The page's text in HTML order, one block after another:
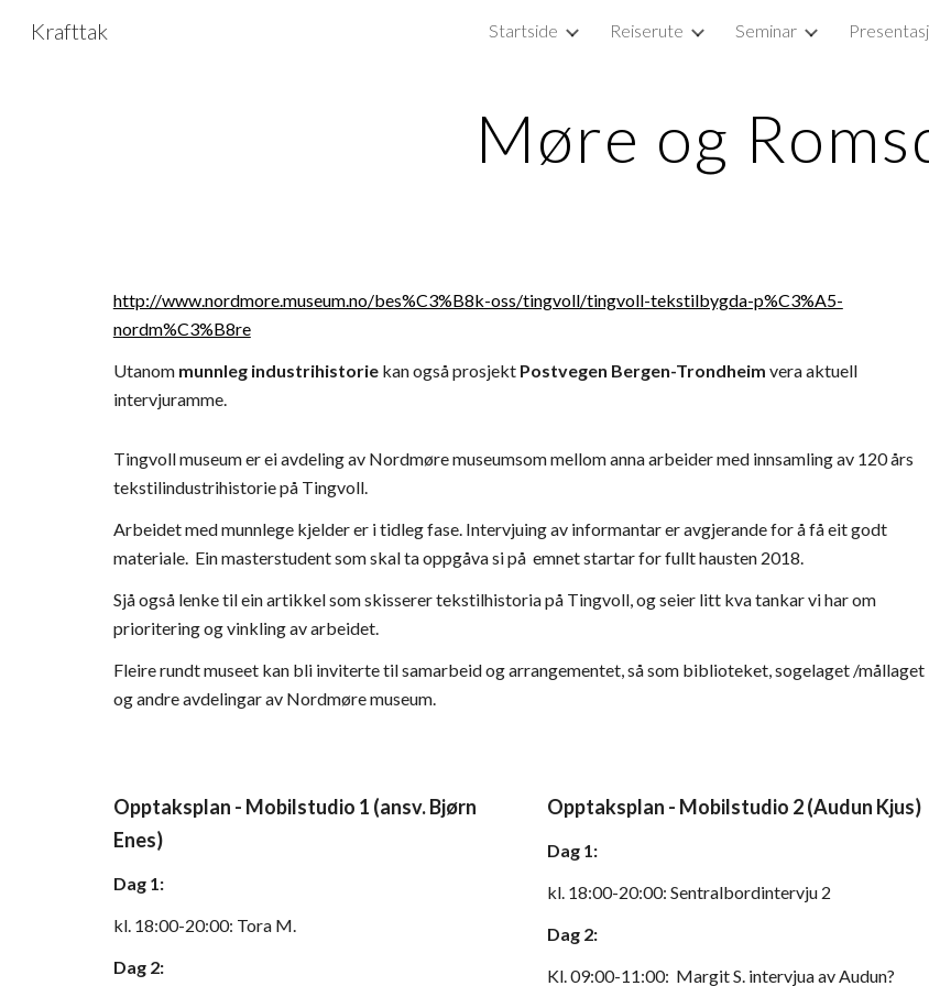
Skip to main content Skip to
Krafttak Startside Reiserute Seminar
Møre og
http://www.nordmore.museum.no/bes%C3%B8k-oss/tingvoll/tingvoll-tekstilbygda-p%C3%A5-
nordm%C3%B8re
Utanom munnleg industrihistorie kan også prosjekt Postvegen Bergen-Trondheim vera aktuell
intervjuramme.
Tingvoll museum er ei avdeling av Nordmøre museumsom mellom anna arbeider med innsamling av 120 års
tekstilindustrihistorie på Tingvoll.
Arbeidet med munnlege kjelder er i tidleg fase. Intervjuing av informantar er avgjerande for å få eit godt
materiale.  Ein masterstudent som skal ta oppgåva si på  emnet startar for fullt hausten 2018.
Sjå også lenke til ein artikkel som skisserer tekstilhistoria på Tingvoll, og seier litt kva tankar vi har om
prioritering og vinkling av arbeidet.
Fleire rundt museet kan bli inviterte til samarbeid og arrangementet, så som biblioteket, sogelaget /mållaget
og andre avdelingar av Nordmøre museum.
Opptaksplan - Mobilstudio 1 (ansv. Bjørn
Enes)
Dag 1:
kl. 18:00-20:00: Tora M.
Dag 2:
Opptaksplan - Mobilstudio 2 (Audun Kjus)
Dag 1:
kl. 18:00-20:00: Sentralbordintervju 2
Dag 2:
Kl. 09:00-11:00:  Margit S. intervjua av Audun?